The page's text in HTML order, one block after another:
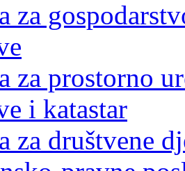
za
za prostorno
i katastar
za društvene